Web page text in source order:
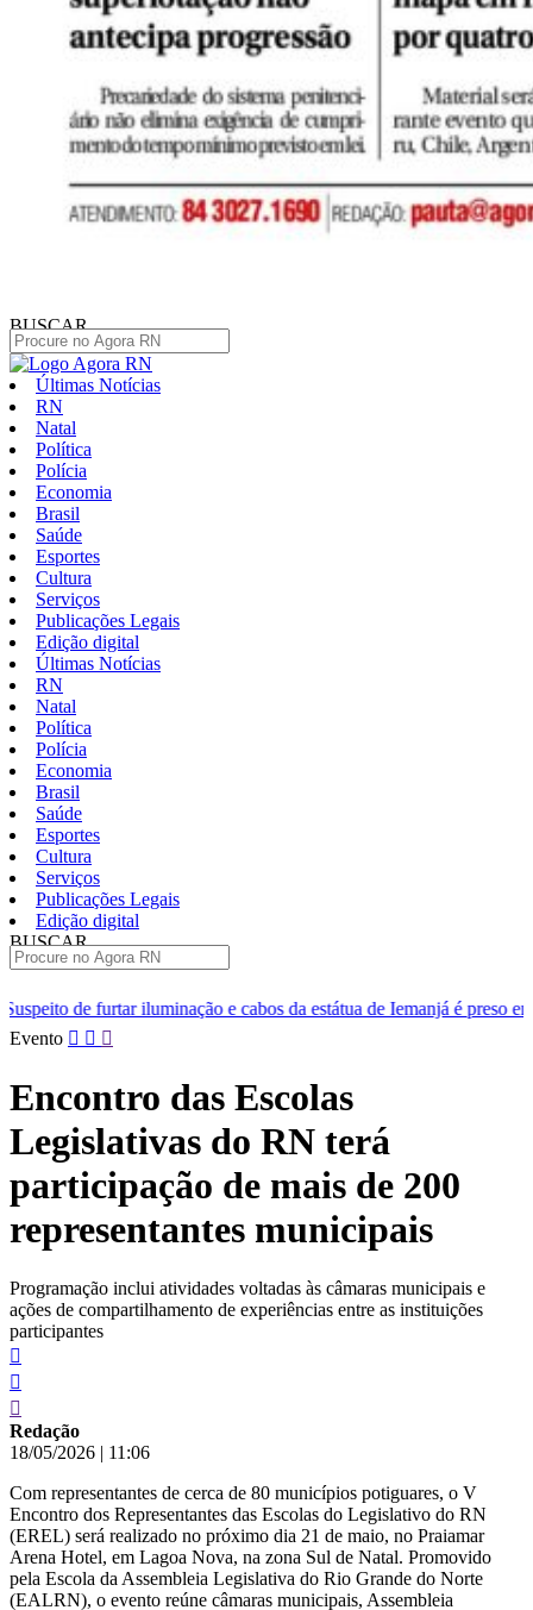
BUSCAR
Últimas Notícias
RN
Natal
Política
Polícia
Economia
Brasil
Saúde
Esportes
Cultura
Serviços
Publicações Legais
Edição digital
Últimas Notícias
RN
Natal
Política
Polícia
Economia
Brasil
Saúde
Esportes
Cultura
Serviços
Publicações Legais
Edição digital
BUSCAR
e cabos da estátua de Iemanjá é preso em Natal
Homem
Pular
conteúdo
Evento
Encontro das Escolas
Legislativas do RN terá
participação de mais de 200
representantes municipais
Programação inclui atividades voltadas às câmaras municipais e
ações de compartilhamento de experiências entre as instituições
participantes
Redação
18/05/2026 | 11:06
Com representantes de cerca de 80 municípios potiguares, o V
Encontro dos Representantes das Escolas do Legislativo do RN
(EREL) será realizado no próximo dia 21 de maio, no Praiamar
Arena Hotel, em Lagoa Nova, na zona Sul de Natal. Promovido
pela Escola da Assembleia Legislativa do Rio Grande do Norte
(EALRN), o evento reúne câmaras municipais, Assembleia